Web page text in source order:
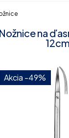
Nožnice na
12cm
Akcia -49%